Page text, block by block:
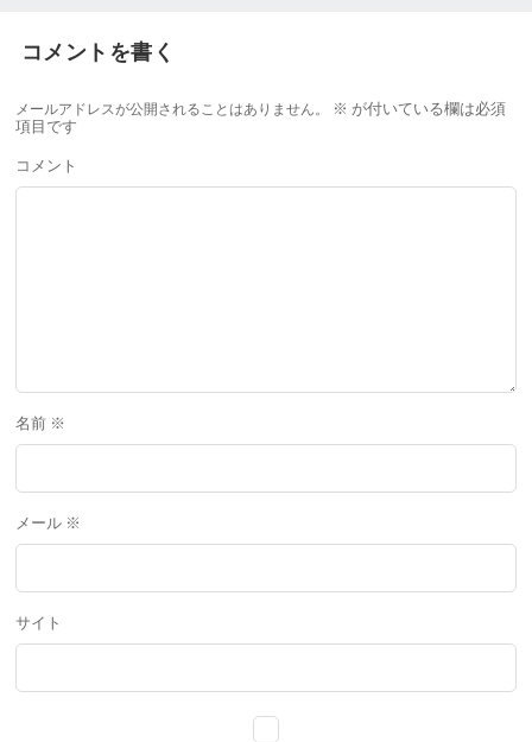
コメントを書く
メールアドレスが公開されることはありません。 ※ が付いている欄は必須
項目です
コメント
名前 ※
メール ※
サイト